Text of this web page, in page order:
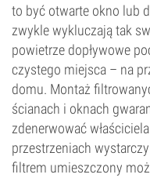
to być otwarte okno lub
zwykle wykluczają tak
powietrze dopływowe
czystego miejsca – na
domu. Montaż
ścianach i oknach
zdenerwować
przestrzeniach
filtrem umieszczony